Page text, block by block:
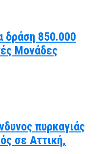
δράση 850.000
Μονάδες
πυρκαγιάς
σε Αττική,